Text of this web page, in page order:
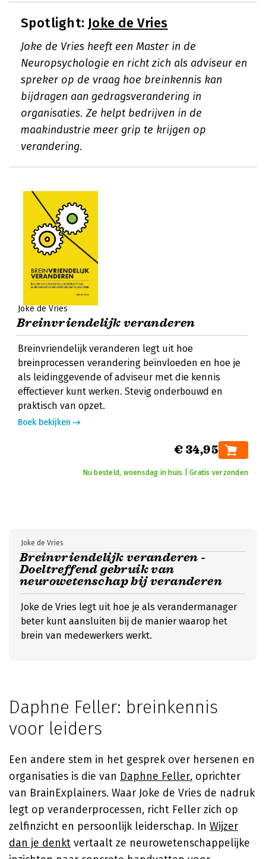
Spotlight: Joke de Vries
Joke de Vries heeft een Master in de
Neuropsychologie en richt zich als adviseur en
spreker op de vraag hoe breinkennis kan
bijdragen aan gedragsverandering in
organisaties. Ze helpt bedrijven in de
maakindustrie meer grip te krijgen op
verandering.
Joke de Vries
Breinvriendelijk veranderen
Breinvriendelijk veranderen legt uit hoe
breinprocessen verandering beïnvloeden en hoe je
als leidinggevende of adviseur met die kennis
effectiever kunt werken. Stevig onderbouwd en
praktisch van opzet.
Boek bekijken
€ 34,95
Nu besteld, woensdag in huis | Gratis verzonden
Breinvriendelijk veranderen -
Doeltreffend gebruik van
neurowetenschap bij veranderen
Joke de Vries
Joke de Vries legt uit hoe je als verandermanager
beter kunt aansluiten bij de manier waarop het
brein van medewerkers werkt.
Daphne Feller: breinkennis
voor leiders
Een andere stem in het gesprek over hersenen en
organisaties is die van Daphne Feller, oprichter
van BrainExplainers. Waar Joke de Vries de nadruk
legt op veranderprocessen, richt Feller zich op
zelfinzicht en persoonlijk leiderschap. In Wijzer
dan je denkt vertaalt ze neurowetenschappelijke